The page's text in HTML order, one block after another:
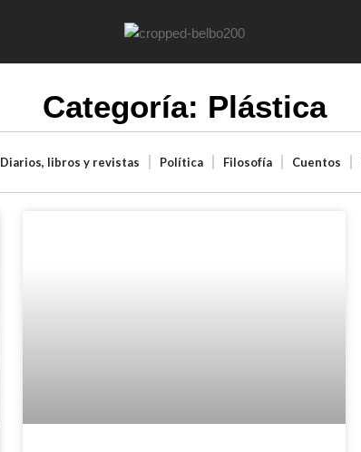
Categoría: Plástica
Diarios, libros y revistas Política Filosofía Cuentos